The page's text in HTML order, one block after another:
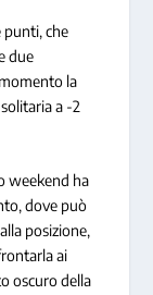
punti, che
due
la
a -2
weekend ha
dove può
posizione,
ai
oscuro della